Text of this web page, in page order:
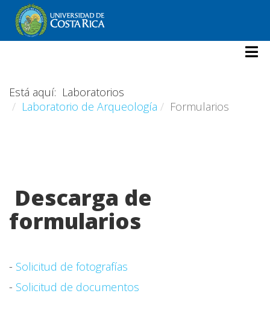
Está aquí: Laboratorios
Laboratorio de Arqueología
Formularios
Descarga de
formularios
- Solicitud de fotografías
- Solicitud de documentos